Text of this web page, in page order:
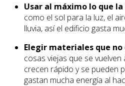
Usar al máximo lo que
como el sol para la luz, el
lluvia, así el edificio gasta
Elegir materiales que
cosas viejas que se
crecen rápido y se pueden
gastan mucha energía al